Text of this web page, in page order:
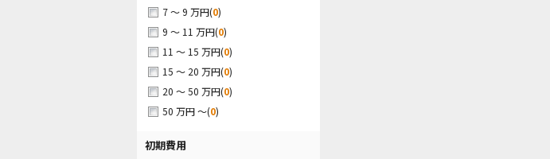
7 ～ 9 万円(0)
9 ～ 11 万円(0)
11 ～ 15 万円(0)
15 ～ 20 万円(0)
20 ～ 50 万円(0)
50 万円 ～(0)
初期費用